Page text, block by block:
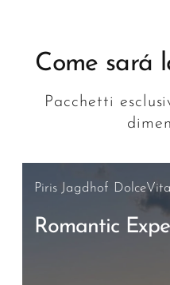
Come sará
Pacchetti
Piris Jagdhof
Romantic